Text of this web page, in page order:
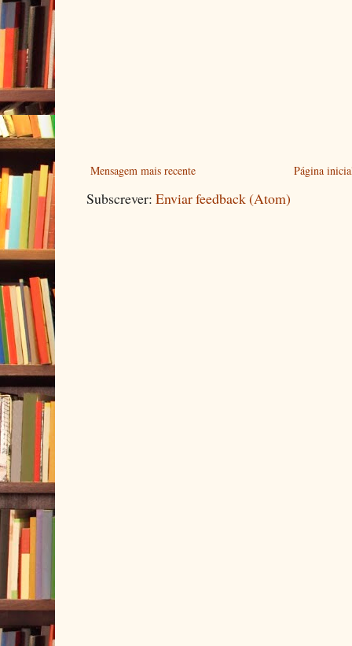
Mensagem mais recente Página
Subscrever: Enviar feedback (Atom)